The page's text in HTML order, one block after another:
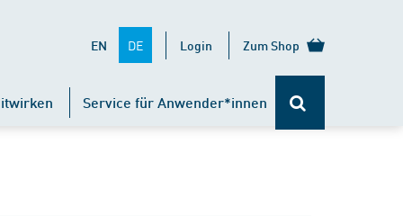
EN DE Login Zum Shop
Service für Anwender*innen